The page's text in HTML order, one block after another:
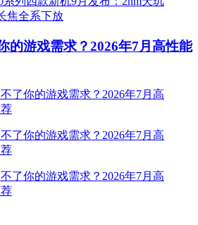
的游戏需求？2026年7月高性能